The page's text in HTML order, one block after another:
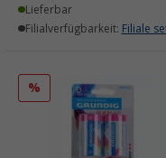
Lieferbar
Filialverfügbarkeit: Filiale
%